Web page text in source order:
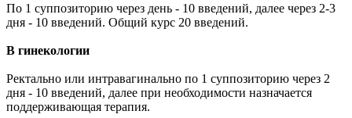
По 1 суппозиторию через день - 10 введений, далее через 2-3
дня - 10 введений. Общий курс 20 введений.
В гинекологии
Ректально или интравагинально по 1 суппозиторию через 2
дня - 10 введений, далее при необходимости назначается
поддерживающая терапия.